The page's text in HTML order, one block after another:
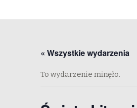
« Wszystkie wydarzenia
To wydarzenie minęło.